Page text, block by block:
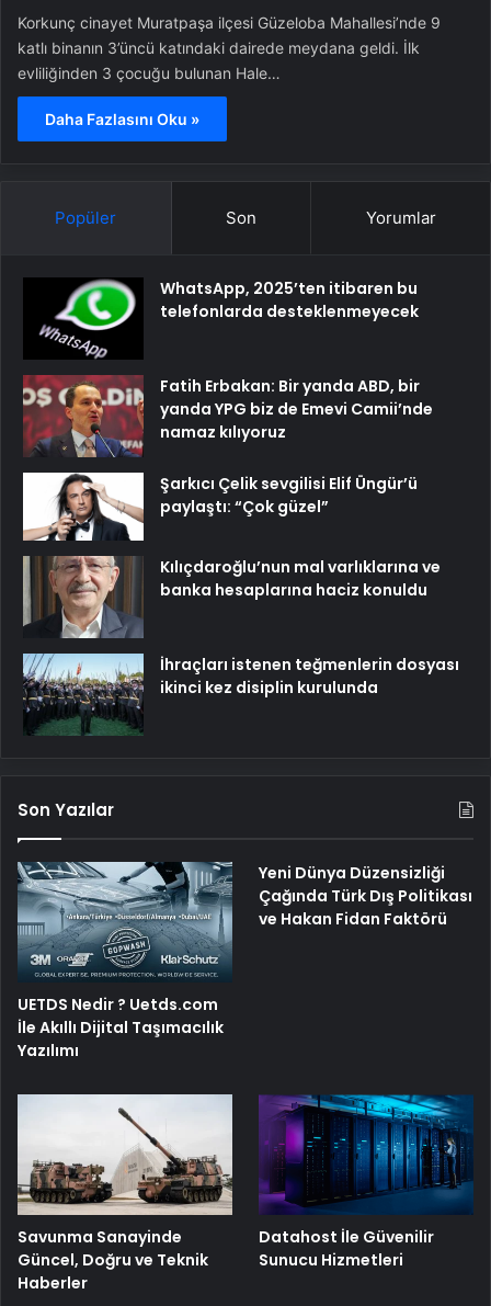
Korkunç cinayet Muratpaşa ilçesi Güzeloba Mahallesi’nde 9
katlı binanın 3’üncü katındaki dairede meydana geldi. İlk
evliliğinden 3 çocuğu bulunan Hale…
Daha Fazlasını Oku »
Popüler Son Yorumlar
WhatsApp, 2025’ten itibaren bu
telefonlarda desteklenmeyecek
Fatih Erbakan: Bir yanda ABD, bir
yanda YPG biz de Emevi Camii’nde
namaz kılıyoruz
Şarkıcı Çelik sevgilisi Elif Üngür’ü
paylaştı: “Çok güzel”
Kılıçdaroğlu’nun mal varlıklarına ve
banka hesaplarına haciz konuldu
İhraçları istenen teğmenlerin dosyası
ikinci kez disiplin kurulunda
Son Yazılar
UETDS Nedir ? Uetds.com
İle Akıllı Dijital Taşımacılık
Yazılımı
Yeni Dünya Düzensizliği
Çağında Türk Dış Politikası
ve Hakan Fidan Faktörü
Savunma Sanayinde
Güncel, Doğru ve Teknik
Haberler
Datahost İle Güvenilir
Sunucu Hizmetleri